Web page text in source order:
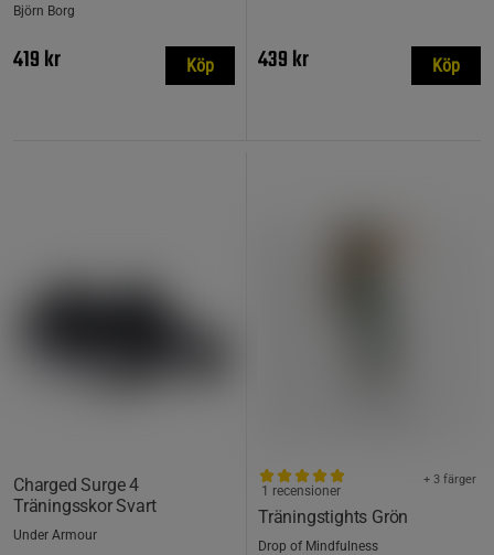
Björn Borg
419 kr Köp 439 kr Köp
Charged Surge 4
Träningsskor Svart
Under Armour
Träningstights Grön
+ 3 färger
1 recensioner
Drop of Mindfulness